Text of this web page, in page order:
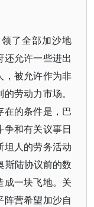
了全部加沙地
允许一些进出
，被允许作为非
劳动力市场。
在的条件是，巴
和有关议事日
坦人的劳务活动
斯陆协议前的数
成一块飞地。关
营希望加沙自